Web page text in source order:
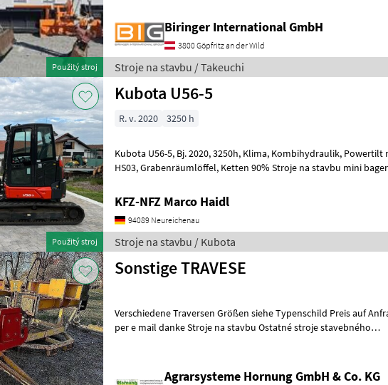
Použitý stroj
Biringer International GmbH
3800 Göpfritz an der Wild
Stroje na stavbu / Takeuchi
Použitý stroj
Kubota U56-5
R. v. 2020 3250 h
Kubota U56-5, Bj. 2020, 3250h, Klima, Kombihydraulik, Powertilt mit
HS03, Grabenräumlöffel, Ketten 90% Stroje na stavbu mini bager
KFZ-NFZ Marco Haidl
94089 Neureichenau
Stroje na stavbu / Kubota
Sonstige TRAVESE
Verschiedene Traversen Größen siehe Typenschild Preis auf
per e mail danke Stroje na stavbu Ostatné stroje stavebného
Agrarsysteme Hornung GmbH & Co. KG